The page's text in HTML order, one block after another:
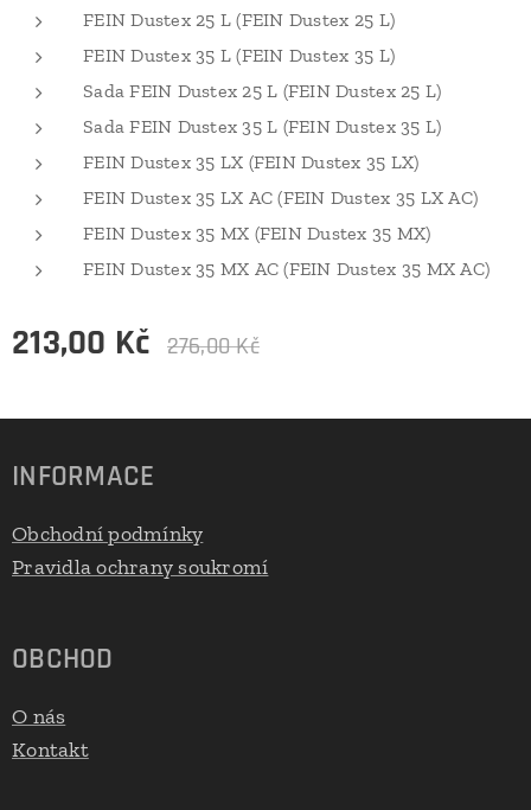
FEIN Dustex 25 L (FEIN Dustex 25 L)
FEIN Dustex 35 L (FEIN Dustex 35 L)
Sada FEIN Dustex 25 L (FEIN Dustex 25 L)
Sada FEIN Dustex 35 L (FEIN Dustex 35 L)
FEIN Dustex 35 LX (FEIN Dustex 35 LX)
FEIN Dustex 35 LX AC (FEIN Dustex 35 LX AC)
FEIN Dustex 35 MX (FEIN Dustex 35 MX)
FEIN Dustex 35 MX AC (FEIN Dustex 35 MX AC)
213,00 Kč 276,00Kč
INFORMACE
Obchodní podmínky
Pravidla ochrany soukromí
OBCHOD
O nás
Kontakt